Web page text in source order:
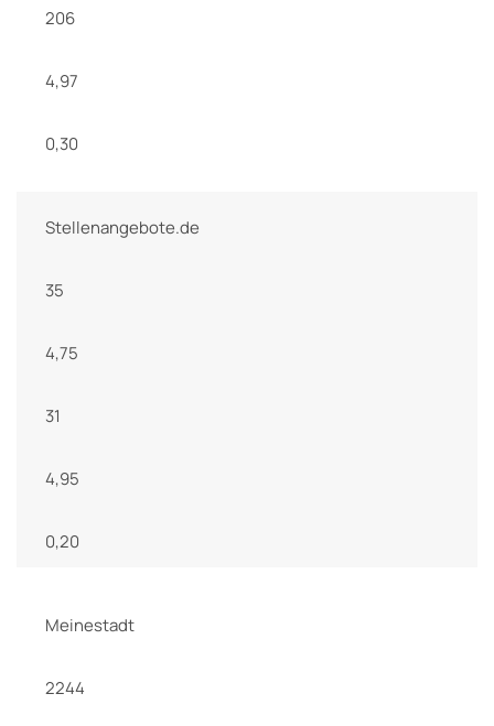
206
4,97
0,30
Stellenangebote.de
35
4,75
31
4,95
0,20
Meinestadt
2244